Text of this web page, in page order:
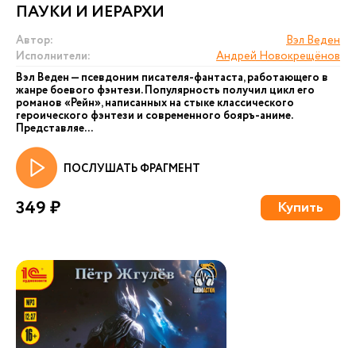
ПАУКИ И ИЕРАРХИ
Автор:
Вэл Веден
Исполнители:
Андрей Новокрещёнов
Вэл Веден — псевдоним писателя-фантаста, работающего в
жанре боевого фэнтези. Популярность получил цикл его
романов «Рейн», написанных на стыке классического
героического фэнтези и современного бояръ-аниме.
Представляе...
ПОСЛУШАТЬ ФРАГМЕНТ
349 ₽ Купить